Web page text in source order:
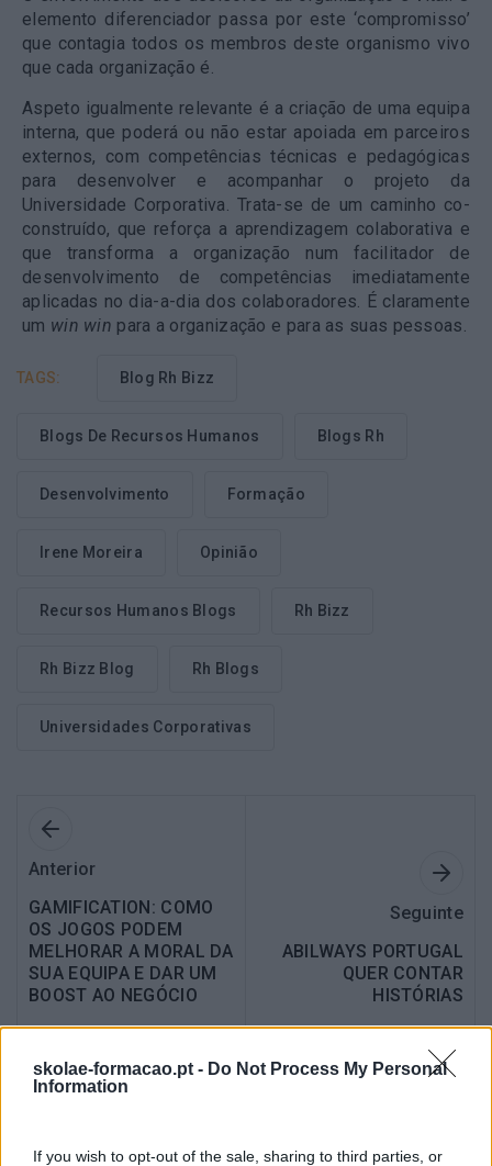
skolae-formacao.pt - Do Not Process My Personal
Information
If you wish to opt-out of the sale, sharing to third parties, or
elemento diferenciador passa por este ‘compromisso’
que contagia todos os membros deste organismo vivo
que cada organização é.
Aspeto igualmente relevante é a criação de uma equipa
interna, que poderá ou não estar apoiada em parceiros
externos, com competências técnicas e pedagógicas
para desenvolver e acompanhar o projeto da
Universidade Corporativa. Trata-se de um caminho co-
construído, que reforça a aprendizagem colaborativa e
que transforma a organização num facilitador de
desenvolvimento de competências imediatamente
aplicadas no dia-a-dia dos colaboradores. É claramente
um win win para a organização e para as suas pessoas.
TAGS: Blog Rh Bizz
Blogs De Recursos Humanos Blogs Rh
Desenvolvimento Formação
Irene Moreira Opinião
Recursos Humanos Blogs Rh Bizz
Rh Bizz Blog Rh Blogs
Universidades Corporativas
Anterior
GAMIFICATION: COMO
OS JOGOS PODEM
MELHORAR A MORAL DA
SUA EQUIPA E DAR UM
BOOST AO NEGÓCIO
Seguinte
ABILWAYS PORTUGAL
QUER CONTAR
HISTÓRIAS